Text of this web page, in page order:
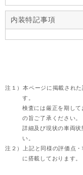
内装特記事項
注１）本ページに掲載され
す。
検査には厳正を期し
の旨ご了承ください。
詳細及び現状の車両
い。
注２）
上記と同様の評価点
に搭載しております。